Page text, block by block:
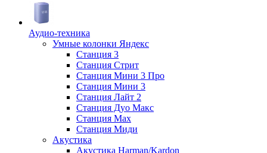
Аудио-техника
Умные колонки Яндекс
Станция 3
Станция Стрит
Станция Мини 3 Про
Станция Мини 3
Станция Лайт 2
Станция Дуо Макс
Станция Max
Станция Миди
Акустика
Акустика Harman/Kardon